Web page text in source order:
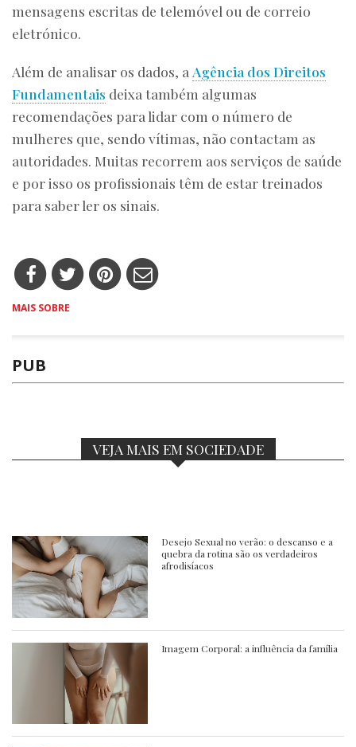
mensagens escritas de telemóvel ou de correio
eletrónico.
Além de analisar os dados, a Agência dos Direitos
Fundamentais deixa também algumas
recomendações para lidar com o número de
mulheres que, sendo vítimas, não contactam as
autoridades. Muitas recorrem aos serviços de saúde
e por isso os profissionais têm de estar treinados
para saber ler os sinais.
MAIS SOBRE
PUB
VEJA MAIS EM SOCIEDADE
Desejo Sexual no verão: o descanso e a
quebra da rotina são os verdadeiros
afrodisíacos
Imagem Corporal: a influência da família